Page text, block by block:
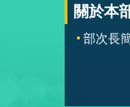
關於本
部次長